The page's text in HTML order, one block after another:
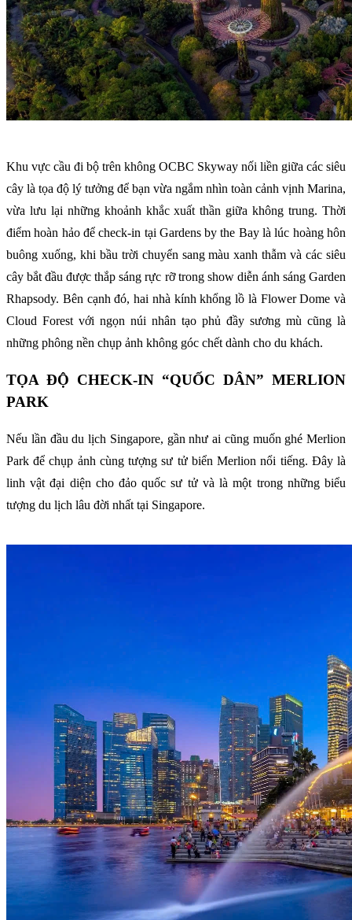
Khu vực cầu đi bộ trên không OCBC Skyway nối liền giữa các siêu
cây là tọa độ lý tưởng để bạn vừa ngắm nhìn toàn cảnh vịnh Marina,
vừa lưu lại những khoảnh khắc xuất thần giữa không trung. Thời
điểm hoàn hảo để check-in tại Gardens by the Bay là lúc hoàng hôn
buông xuống, khi bầu trời chuyển sang màu xanh thẫm và các siêu
cây bắt đầu được thắp sáng rực rỡ trong show diễn ánh sáng Garden
Rhapsody. Bên cạnh đó, hai nhà kính khổng lồ là Flower Dome và
Cloud Forest với ngọn núi nhân tạo phủ đầy sương mù cũng là
những phông nền chụp ảnh không góc chết dành cho du khách.
TỌA ĐỘ CHECK-IN “QUỐC DÂN” MERLION
PARK
Nếu lần đầu du lịch Singapore, gần như ai cũng muốn ghé Merlion
Park để chụp ảnh cùng tượng sư tử biển Merlion nổi tiếng. Đây là
linh vật đại diện cho đảo quốc sư tử và là một trong những biểu
tượng du lịch lâu đời nhất tại Singapore.